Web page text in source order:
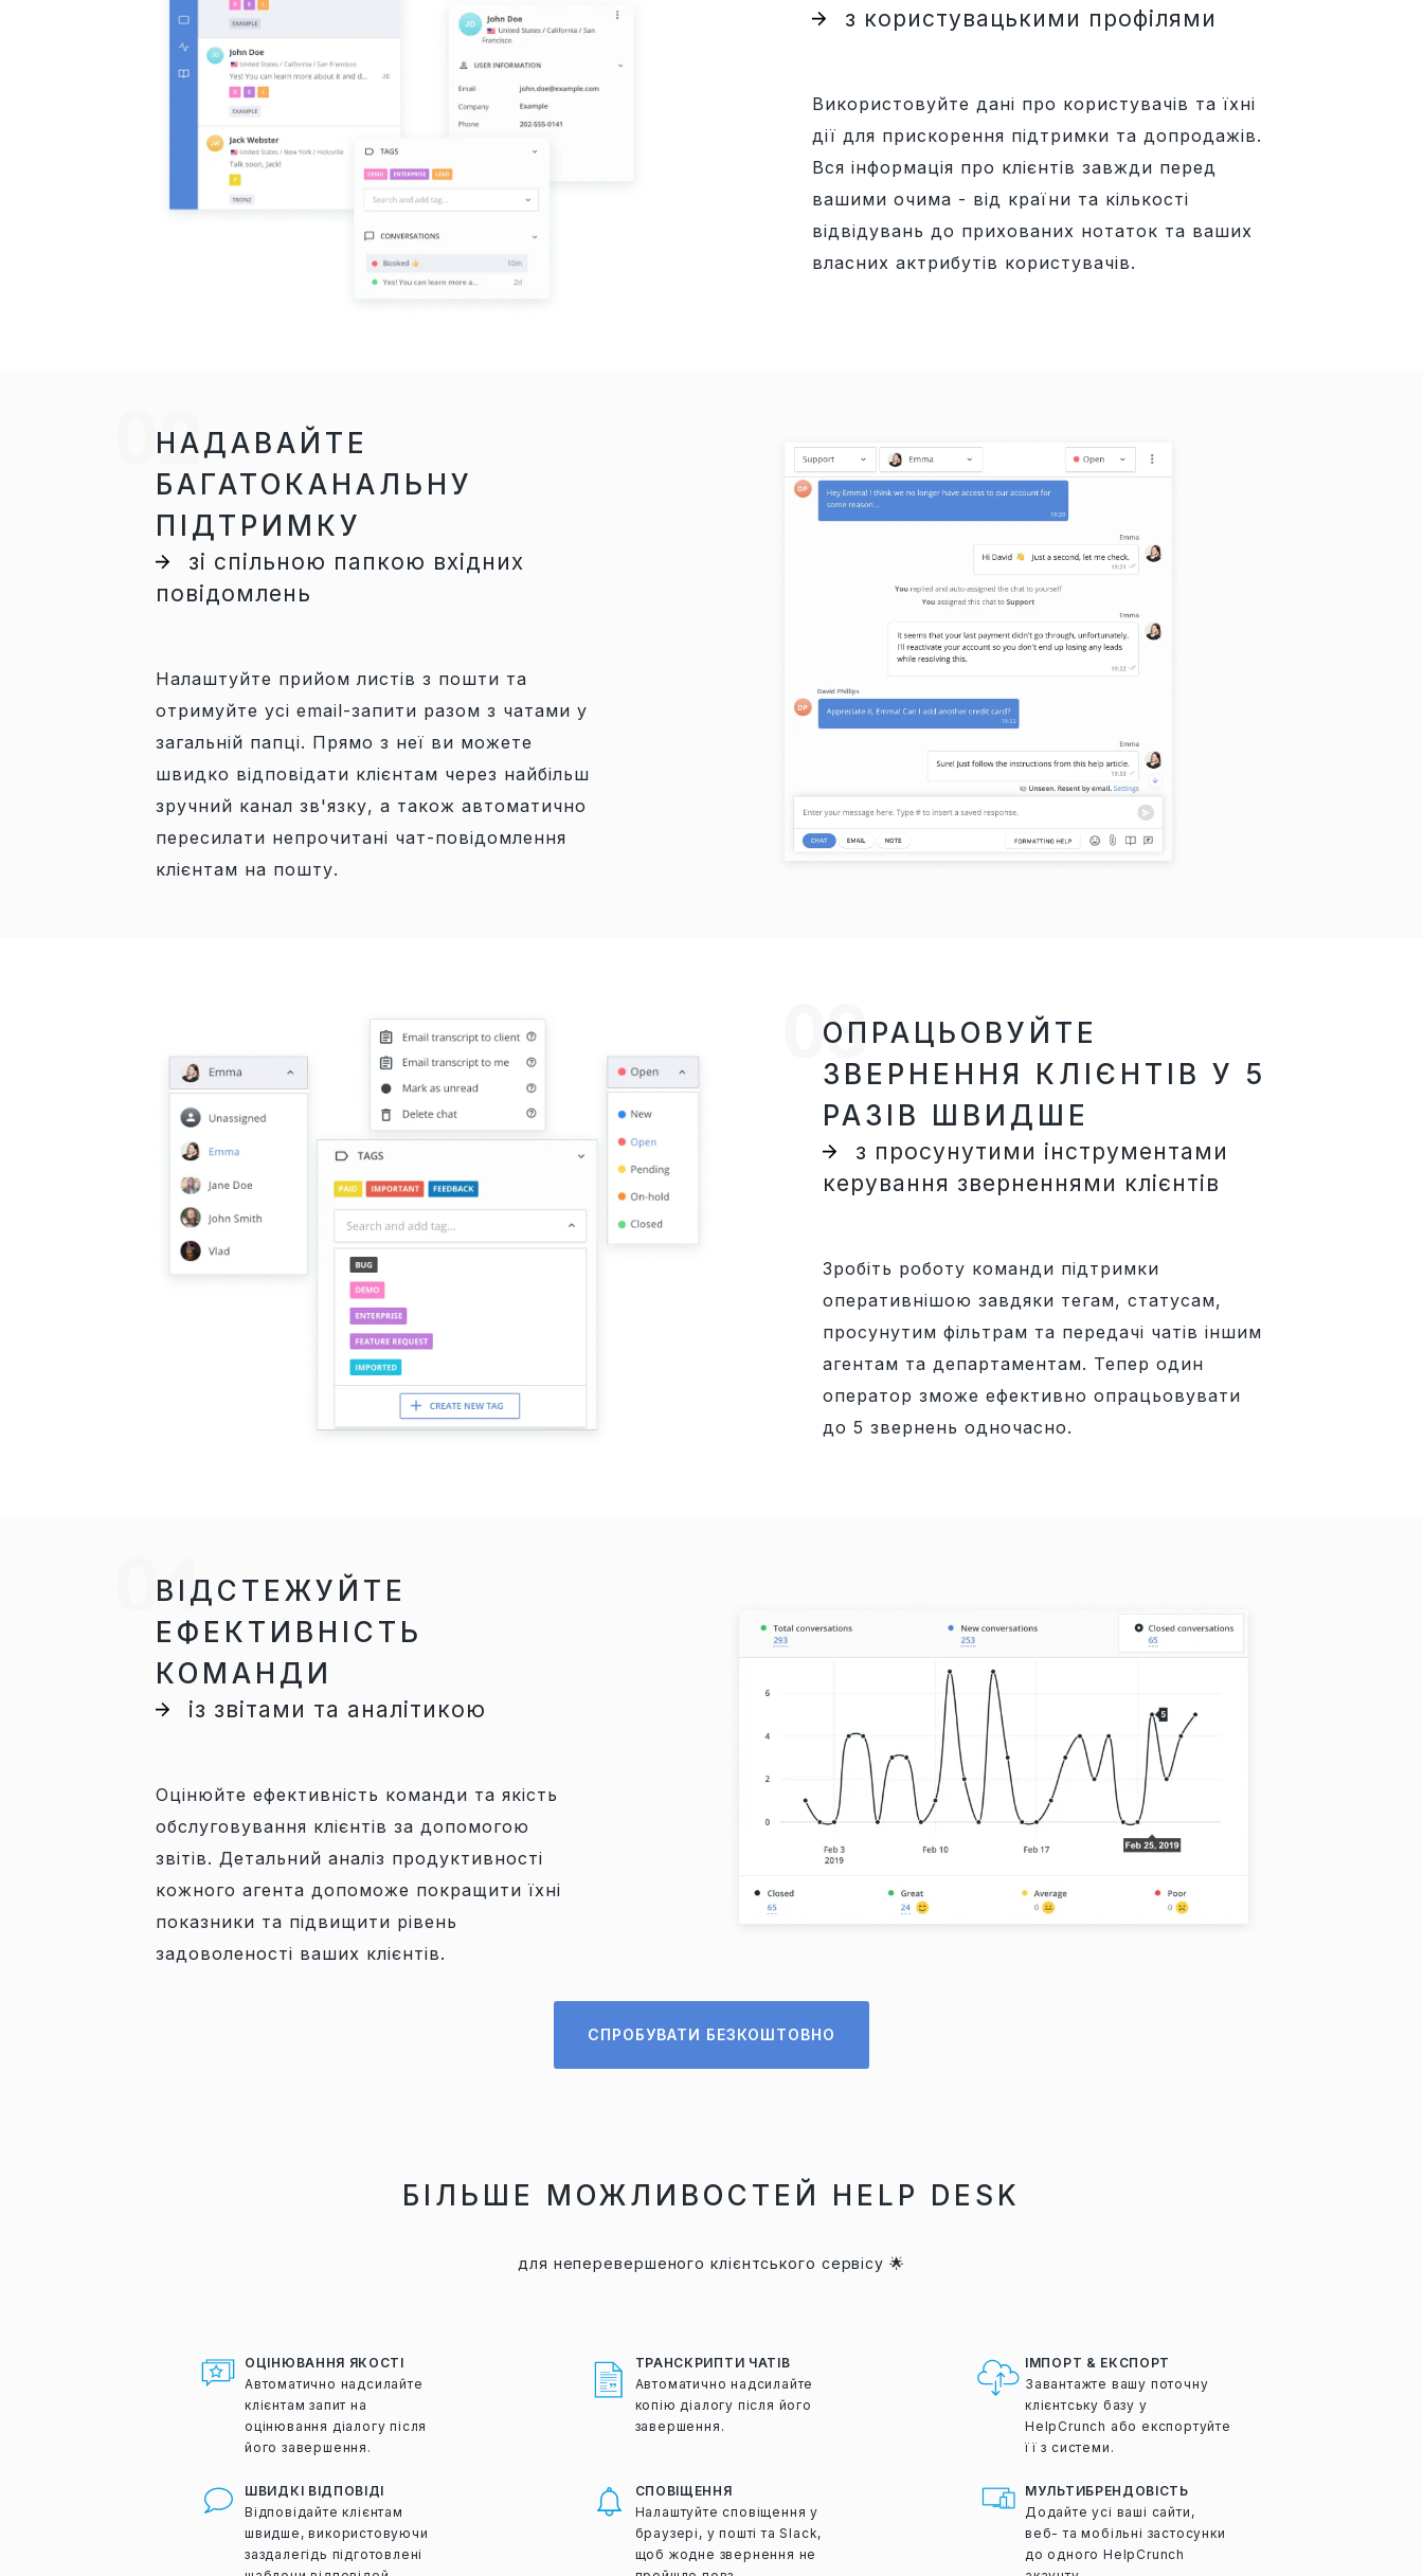
з користувацькими профілями
Використовуйте дані про користувачів та їхні
дії для прискорення підтримки та допродажів.
Вся інформація про клієнтів завжди перед
вашими очима - від країни та кількості
відвідувань до прихованих нотаток та ваших
власних актрибутів користувачів.
НАДАВАЙТЕ
БАГАТОКАНАЛЬНУ
ПІДТРИМКУ
зі спільною папкою вхідних
повідомлень
Налаштуйте прийом листів з пошти та
отримуйте усі email-запити разом з чатами у
загальній папці. Прямо з неї ви можете
швидко відповідати клієнтам через найбільш
зручний канал зв'язку, а також автоматично
пересилати непрочитані чат-повідомлення
клієнтам на пошту.
ОПРАЦЬОВУЙТЕ
ЗВЕРНЕННЯ КЛІЄНТІВ У 5
РАЗІВ ШВИДШЕ
з просунутими інструментами
керування зверненнями клієнтів
Зробіть роботу команди підтримки
оперативнішою завдяки тегам, статусам,
просунутим фільтрам та передачі чатів іншим
агентам та департаментам. Тепер один
оператор зможе ефективно опрацьовувати
до 5 звернень одночасно.
ВІДСТЕЖУЙТЕ
ЕФЕКТИВНІСТЬ
КОМАНДИ
із звітами та аналітикою
Оцінюйте ефективність команди та якість
обслуговування клієнтів за допомогою
звітів. Детальний аналіз продуктивності
кожного агента допоможе покращити їхні
показники та підвищити рівень
задоволеності ваших клієнтів.
СПРОБУВАТИ БЕЗКОШТОВНО
БІЛЬШЕ МОЖЛИВОСТЕЙ HELP DESK
для неперевершеного клієнтського сервісу 🌟
ОЦІНЮВАННЯ ЯКОСТІ
Автоматично надсилайте
клієнтам запит на
оцінювання діалогу після
його завершення.
ТРАНСКРИПТИ ЧАТІВ
Автоматично надсилайте
копію діалогу після його
завершення.
ІМПОРТ & ЕКСПОРТ
Завантажте вашу поточну
клієнтську базу у
HelpCrunch або експортуйте
її з системи.
ШВИДКІ ВІДПОВІДІ
Відповідайте клієнтам
швидше, використовуючи
заздалегідь підготовлені
СПОВІЩЕННЯ
Налаштуйте сповіщення у
браузері, у пошті та Slack,
щоб жодне звернення не
МУЛЬТИБРЕНДОВІСТЬ
Додайте усі ваші сайти,
веб- та мобільні застосунки
до одного HelpCrunch